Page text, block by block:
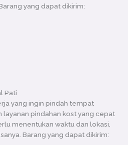
yang dapat dikirim:
Pati
yang ingin pindah tempat
layanan pindahan kost yang cepat
menentukan waktu dan lokasi,
Barang yang dapat dikirim: